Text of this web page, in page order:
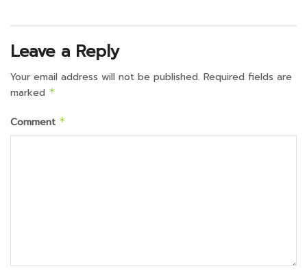
Leave a Reply
Your email address will not be published. Required fields are
marked *
Comment *